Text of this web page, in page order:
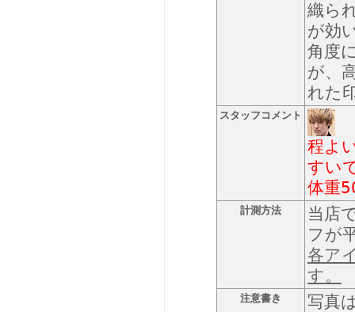
織ら
が効
角度
が、
れた
スタッフコメント
程よ
すい
体重
計測方法
当店
フが
各ア
す。
注意書き
写真